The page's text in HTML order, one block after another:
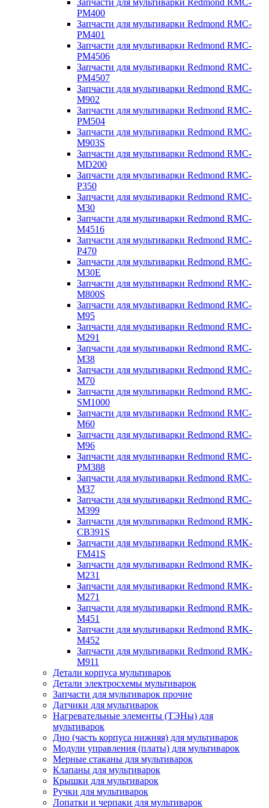
Запчасти для мультиварки Redmond RMC-
PM400
Запчасти для мультиварки Redmond RMC-
PM401
Запчасти для мультиварки Redmond RMC-
PM4506
Запчасти для мультиварки Redmond RMC-
PM4507
Запчасти для мультиварки Redmond RMC-
M902
Запчасти для мультиварки Redmond RMC-
PM504
Запчасти для мультиварки Redmond RMC-
M903S
Запчасти для мультиварки Redmond RMC-
MD200
Запчасти для мультиварки Redmond RMC-
P350
Запчасти для мультиварки Redmond RMC-
M30
Запчасти для мультиварки Redmond RMC-
M4516
Запчасти для мультиварки Redmond RMC-
P470
Запчасти для мультиварки Redmond RMC-
M30E
Запчасти для мультиварки Redmond RMC-
M800S
Запчасти для мультиварки Redmond RMC-
M95
Запчасти для мультиварки Redmond RMC-
M291
Запчасти для мультиварки Redmond RMC-
M38
Запчасти для мультиварки Redmond RMC-
M70
Запчасти для мультиварки Redmond RMC-
SM1000
Запчасти для мультиварки Redmond RMC-
M60
Запчасти для мультиварки Redmond RMC-
M96
Запчасти для мультиварки Redmond RMC-
PM388
Запчасти для мультиварки Redmond RMC-
M37
Запчасти для мультиварки Redmond RMC-
M399
Запчасти для мультиварки Redmond RMK-
CB391S
Запчасти для мультиварки Redmond RMK-
FM41S
Запчасти для мультиварки Redmond RMK-
M231
Запчасти для мультиварки Redmond RMK-
M271
Запчасти для мультиварки Redmond RMK-
M451
Запчасти для мультиварки Redmond RMK-
M452
Запчасти для мультиварки Redmond RMK-
M911
Детали корпуса мультиварок
Детали электросхемы мультиварок
Запчасти для мультиварок прочие
Датчики для мультиварок
Нагревательные элементы (ТЭНы) для
мультиварок
Дно (часть корпуса нижняя) для мультиварок
Модули управления (платы) для мультиварок
Мерные стаканы для мультиварок
Клапаны для мультиварок
Крышки для мультиварок
Ручки для мультиварок
Лопатки и черпаки для мультиварок